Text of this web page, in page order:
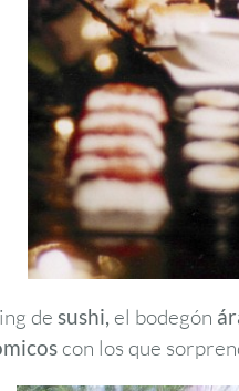
de sushi, el bodegón
con los que